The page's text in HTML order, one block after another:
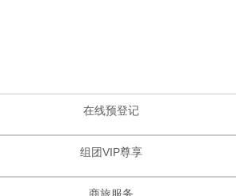
在线预登记
组团VIP尊享